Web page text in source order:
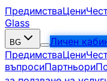
ПредимстваЦени
Glass
BG Личен
ПредимстваЦени
въпросиПартньори